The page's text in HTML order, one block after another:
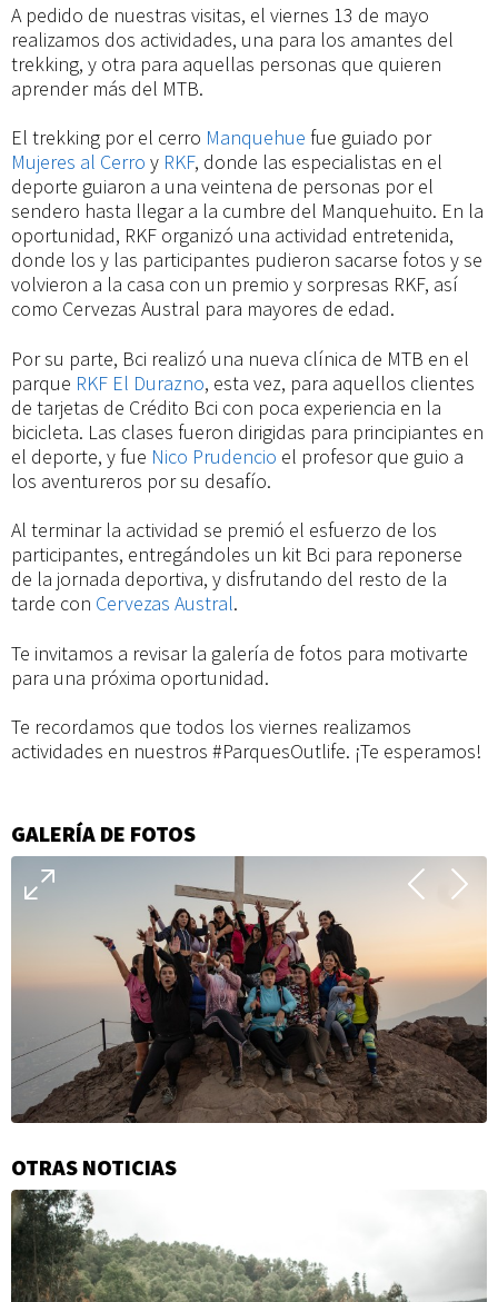
A pedido de nuestras visitas, el viernes 13 de mayo
realizamos dos actividades, una para los amantes del
trekking, y otra para aquellas personas que quieren
aprender más del MTB.
El trekking por el cerro Manquehue fue guiado por
Mujeres al Cerro y RKF, donde las especialistas en el
deporte guiaron a una veintena de personas por el
sendero hasta llegar a la cumbre del Manquehuito. En la
oportunidad, RKF organizó una actividad entretenida,
donde los y las participantes pudieron sacarse fotos y se
volvieron a la casa con un premio y sorpresas RKF, así
como Cervezas Austral para mayores de edad.
Por su parte, Bci realizó una nueva clínica de MTB en el
parque RKF El Durazno, esta vez, para aquellos clientes
de tarjetas de Crédito Bci con poca experiencia en la
bicicleta. Las clases fueron dirigidas para principiantes en
el deporte, y fue Nico Prudencio el profesor que guio a
los aventureros por su desafío.
Al terminar la actividad se premió el esfuerzo de los
participantes, entregándoles un kit Bci para reponerse
de la jornada deportiva, y disfrutando del resto de la
tarde con Cervezas Austral.
Te invitamos a revisar la galería de fotos para motivarte
para una próxima oportunidad.
Te recordamos que todos los viernes realizamos
actividades en nuestros #ParquesOutlife. ¡Te esperamos!
GALERÍA DE FOTOS
Información
adicional
OTRAS NOTICIAS